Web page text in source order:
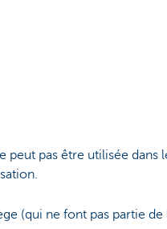
peut pas être utilisée dans
(qui ne font pas partie